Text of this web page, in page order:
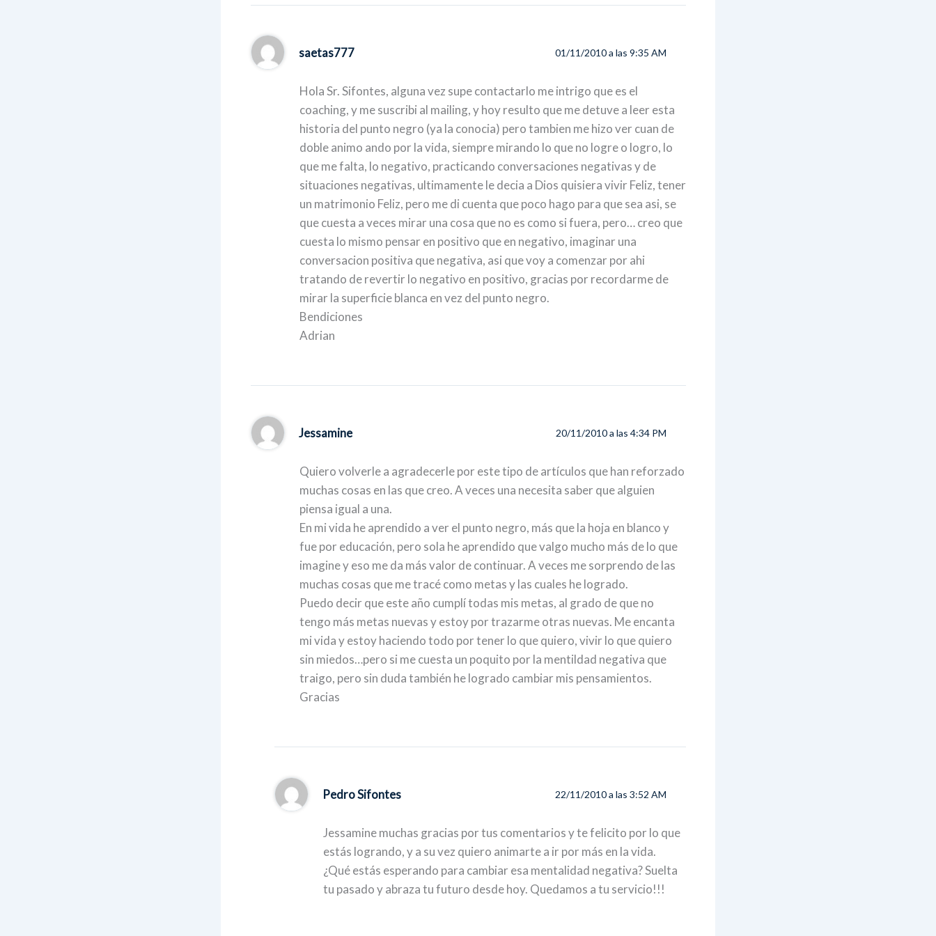
saetas777 01/11/2010 a las 9:35 AM
Hola Sr. Sifontes, alguna vez supe contactarlo me intrigo que es el
coaching, y me suscribi al mailing, y hoy resulto que me detuve a leer esta
historia del punto negro (ya la conocia) pero tambien me hizo ver cuan de
doble animo ando por la vida, siempre mirando lo que no logre o logro, lo
que me falta, lo negativo, practicando conversaciones negativas y de
situaciones negativas, ultimamente le decia a Dios quisiera vivir Feliz, tener
un matrimonio Feliz, pero me di cuenta que poco hago para que sea asi, se
que cuesta a veces mirar una cosa que no es como si fuera, pero… creo que
cuesta lo mismo pensar en positivo que en negativo, imaginar una
conversacion positiva que negativa, asi que voy a comenzar por ahi
tratando de revertir lo negativo en positivo, gracias por recordarme de
mirar la superficie blanca en vez del punto negro.
Bendiciones
Adrian
Jessamine 20/11/2010 a las 4:34 PM
Quiero volverle a agradecerle por este tipo de artículos que han reforzado
muchas cosas en las que creo. A veces una necesita saber que alguien
piensa igual a una.
En mi vida he aprendido a ver el punto negro, más que la hoja en blanco y
fue por educación, pero sola he aprendido que valgo mucho más de lo que
imagine y eso me da más valor de continuar. A veces me sorprendo de las
muchas cosas que me tracé como metas y las cuales he logrado.
Puedo decir que este año cumplí todas mis metas, al grado de que no
tengo más metas nuevas y estoy por trazarme otras nuevas. Me encanta
mi vida y estoy haciendo todo por tener lo que quiero, vivir lo que quiero
sin miedos…pero si me cuesta un poquito por la mentildad negativa que
traigo, pero sin duda también he logrado cambiar mis pensamientos.
Gracias
Pedro Sifontes 22/11/2010 a las 3:52 AM
Jessamine muchas gracias por tus comentarios y te felicito por lo que
estás logrando, y a su vez quiero animarte a ir por más en la vida.
¿Qué estás esperando para cambiar esa mentalidad negativa? Suelta
tu pasado y abraza tu futuro desde hoy. Quedamos a tu servicio!!!